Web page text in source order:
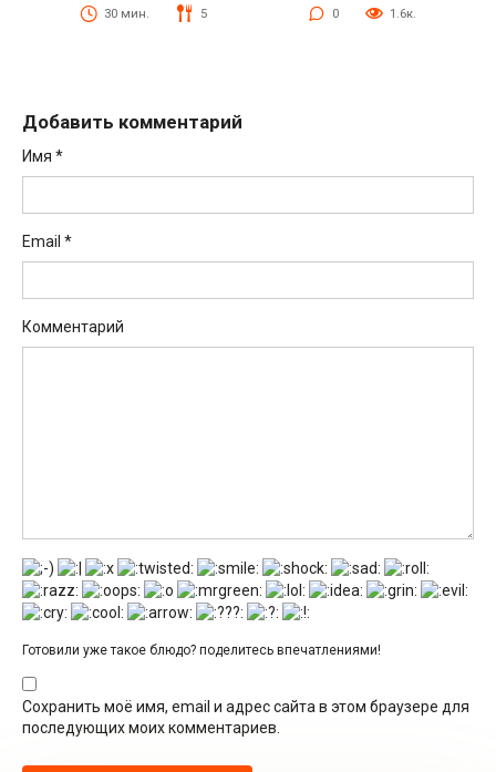
30 мин. 5 0 1.6к.
Добавить комментарий
Имя *
Email *
Комментарий
Готовили уже такое блюдо? поделитесь впечатлениями!
Сохранить моё имя, email и адрес сайта в этом браузере для
последующих моих комментариев.